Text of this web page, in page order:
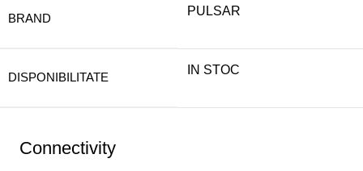
BRAND
PULSAR
DISPONIBILITATE
IN STOC
Connectivity